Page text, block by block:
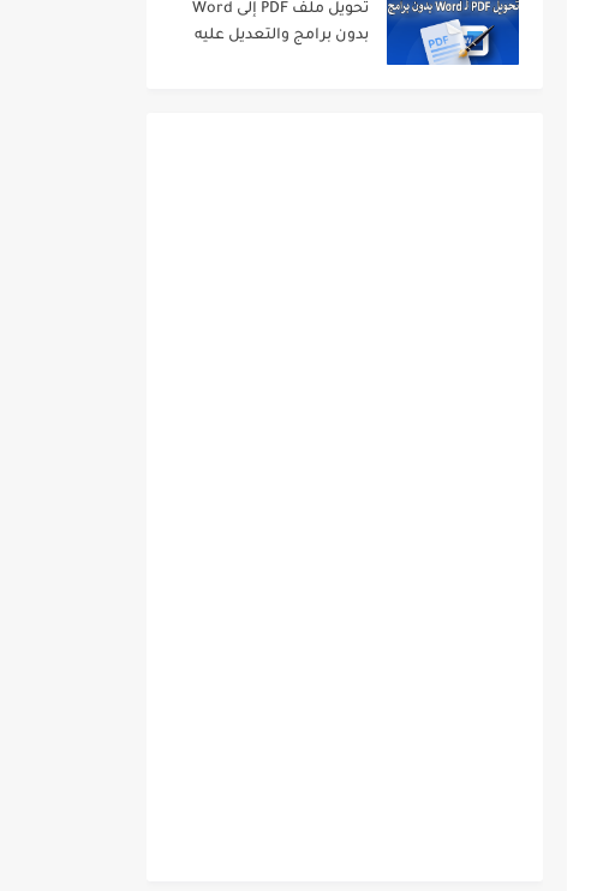
تحويل ملف PDF إلى Word
بدون برامج والتعديل عليه